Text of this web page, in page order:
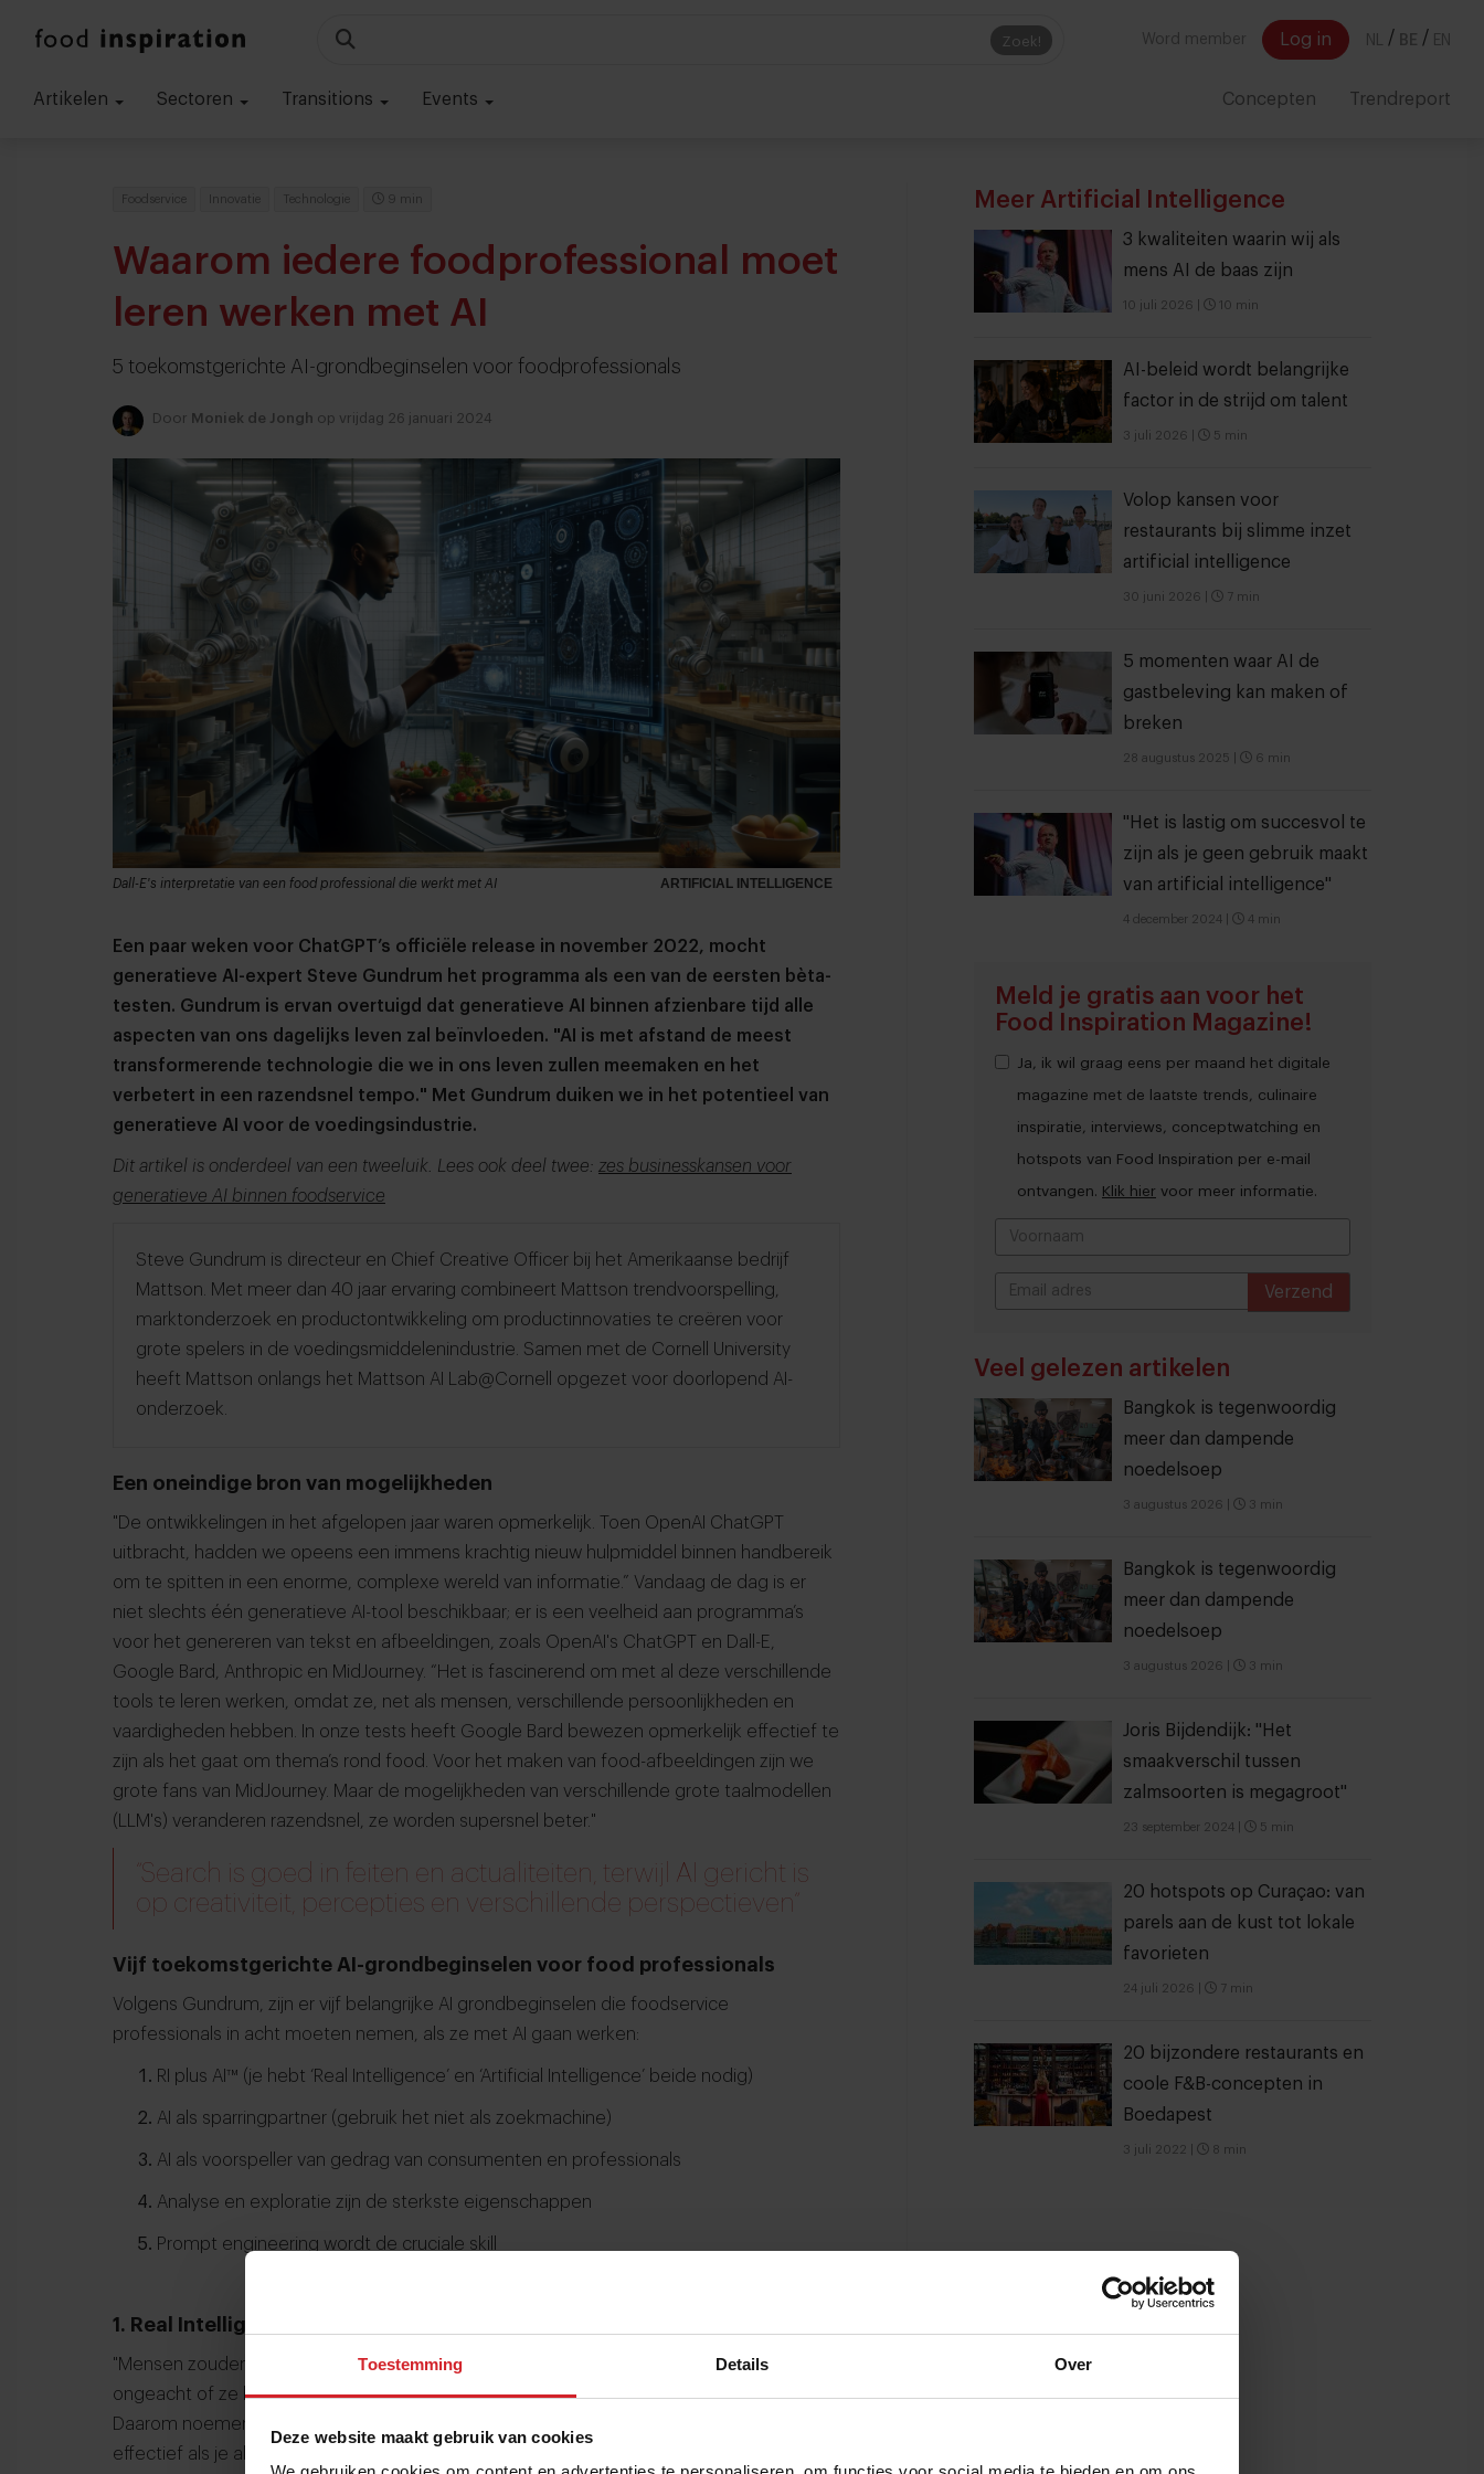
Toestemming Details Over
Deze website maakt gebruik van cookies
Zoek! Word member Log in NL / BE / EN
Artikelen Sectoren Transitions Events Concepten Trendreport
Foodservice Innovatie Technologie 9 min
Waarom iedere foodprofessional moet
leren werken met AI
5 toekomstgerichte AI-grondbeginselen voor foodprofessionals
Door Moniek de Jongh op vrijdag 26 januari 2024
ARTIFICIAL INTELLIGENCE
Dall-E's interpretatie van een food professional die werkt met AI
Een paar weken voor ChatGPT’s officiële release in november 2022, mocht
generatieve AI-expert Steve Gundrum het programma als een van de eersten bèta-
testen. Gundrum is ervan overtuigd dat generatieve AI binnen afzienbare tijd alle
aspecten van ons dagelijks leven zal beïnvloeden. "AI is met afstand de meest
transformerende technologie die we in ons leven zullen meemaken en het
verbetert in een razendsnel tempo." Met Gundrum duiken we in het potentieel van
generatieve AI voor de voedingsindustrie.
Dit artikel is onderdeel van een tweeluik. Lees ook deel twee: zes businesskansen voor
generatieve AI binnen foodservice
Steve Gundrum is directeur en Chief Creative Officer bij het Amerikaanse bedrijf
Mattson. Met meer dan 40 jaar ervaring combineert Mattson trendvoorspelling,
marktonderzoek en productontwikkeling om productinnovaties te creëren voor
grote spelers in de voedingsmiddelenindustrie. Samen met de Cornell University
heeft Mattson onlangs het Mattson AI Lab@Cornell opgezet voor doorlopend AI-
onderzoek.
Een oneindige bron van mogelijkheden
"De ontwikkelingen in het afgelopen jaar waren opmerkelijk. Toen OpenAI ChatGPT
uitbracht, hadden we opeens een immens krachtig nieuw hulpmiddel binnen handbereik
om te spitten in een enorme, complexe wereld van informatie.” Vandaag de dag is er
niet slechts één generatieve AI-tool beschikbaar; er is een veelheid aan programma’s
voor het genereren van tekst en afbeeldingen, zoals OpenAI's ChatGPT en Dall-E,
Google Bard, Anthropic en MidJourney. “Het is fascinerend om met al deze verschillende
tools te leren werken, omdat ze, net als mensen, verschillende persoonlijkheden en
vaardigheden hebben. In onze tests heeft Google Bard bewezen opmerkelijk effectief te
zijn als het gaat om thema’s rond food. Voor het maken van food-afbeeldingen zijn we
grote fans van MidJourney. Maar de mogelijkheden van verschillende grote taalmodellen
(LLM's) veranderen razendsnel, ze worden supersnel beter."
“Search is goed in feiten en actualiteiten, terwijl AI gericht is
op creativiteit, percepties en verschillende perspectieven”
Vijf toekomstgerichte AI-grondbeginselen voor food professionals
Volgens Gundrum, zijn er vijf belangrijke AI grondbeginselen die foodservice
professionals in acht moeten nemen, als ze met AI gaan werken:
RI plus AI™ (je hebt ‘Real Intelligence’ en ‘Artificial Intelligence’ beide nodig)
AI als sparringpartner (gebruik het niet als zoekmachine)
AI als voorspeller van gedrag van consumenten en professionals
Analyse en exploratie zijn de sterkste eigenschappen
Prompt engineering wordt de cruciale skill
1. Real Intelligence plus Artificial Intelligence™
"Mensen zouden generatieve AI moeten zien als een creatieve sparringpartner,
ongeacht of ze het gebruiken om een tekst te schrijven of afbeeldingen te creëren.
Daarom noemen we het 'RI plus AI™'. Geen van de beschikbare AI-tools is bijzonder
effectief als je als gebruiker niet beschikt over een goede dosis ‘echte intelligentie’ over
Meer Artificial Intelligence
3 kwaliteiten waarin wij als
mens AI de baas zijn
10 juli 2026 10 min
AI-beleid wordt belangrijke
factor in de strijd om talent
3 juli 2026 5 min
Volop kansen voor
restaurants bij slimme inzet
artificial intelligence
30 juni 2026 7 min
5 momenten waar AI de
gastbeleving kan maken of
breken
28 augustus 2025 6 min
"Het is lastig om succesvol te
zijn als je geen gebruik maakt
van artificial intelligence"
4 december 2024 4 min
Meld je gratis aan voor het
Food Inspiration Magazine!
Ja, ik wil graag eens per maand het digitale
magazine met de laatste trends, culinaire
inspiratie, interviews, conceptwatching en
hotspots van Food Inspiration per e-mail
ontvangen. Klik hier voor meer informatie.
Verzend
Veel gelezen artikelen
Bangkok is tegenwoordig
meer dan dampende
noedelsoep
3 augustus 2026 3 min
Bangkok is tegenwoordig
meer dan dampende
noedelsoep
3 augustus 2026 3 min
Joris Bijdendijk: "Het
smaakverschil tussen
zalmsoorten is megagroot"
23 september 2024 5 min
20 hotspots op Curaçao: van
parels aan de kust tot lokale
favorieten
24 juli 2026 7 min
20 bijzondere restaurants en
coole F&B-concepten in
Boedapest
3 juli 2022 8 min